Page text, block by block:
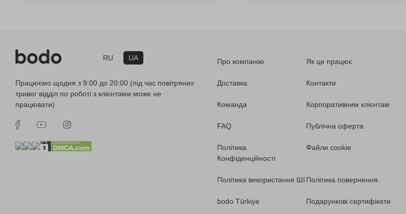
RU UA
Працюємо щодня з 9:00 до 20:00 (під час повітряних
тривог відділ по роботі з клієнтами може не
працювати)
Про компанію Як це працює
Доставка Контакти
Команда Корпоративним клієнтам
FAQ Публічна оферта
Політика
Конфіденційності
Файли cookie
Політика використання ШІ Політика повернення
bodo Türkiye Подарункові сертифікати